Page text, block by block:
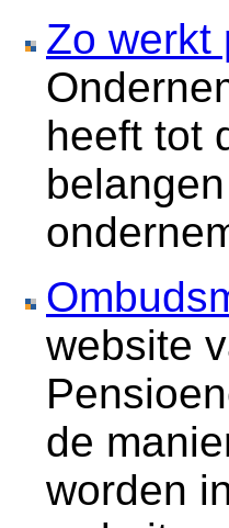
Zo werkt
heeft tot
website
de
worden